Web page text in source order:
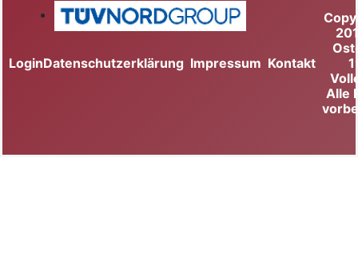
LoginDatenschutzerklärung Impressum Kontakt
Alle